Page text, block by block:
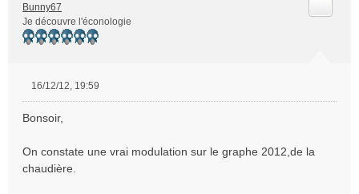
Bunny67
Je découvre l'éconologie
s
a
g
16/12/12, 19:59
Bonsoir,
On constate une vrai modulation sur le graphe 2012,de la
chaudière.